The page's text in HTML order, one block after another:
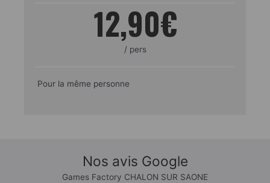
12,90€
/ pers
Pour la même personne
Nos avis Google
Games Factory CHALON SUR SAONE